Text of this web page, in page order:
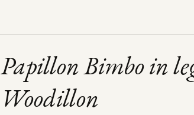
Papillon Bimbo in
Woodillon